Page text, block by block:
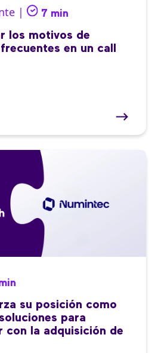
| 7 min
los motivos de
en un call
su posición como
para
con la adquisición de